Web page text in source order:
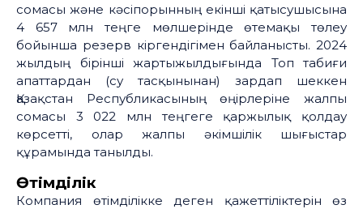
сомасы және кәсіпорынның екінші қатысушысына
4 657 млн теңге мөлшерінде өтемақы төлеу
бойынша резерв кіргендігімен байланысты. 2024
жылдың бірінші жартыжылдығында Топ табиғи
апаттардан (су тасқынынан) зардап шеккен
Қазақстан Республикасының өңірлеріне жалпы
сомасы 3 022 млн теңгеге қаржылық қолдау
көрсетті, олар жалпы әкімшілік шығыстар
құрамында танылды.
Өтімділік
Компания өтімділікке деген қажеттіліктерін өз